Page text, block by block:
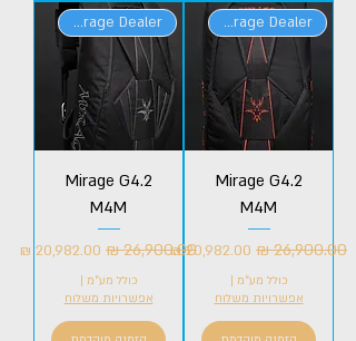
Official Mirage Dealer
Mirage G4.2
M4M
מחיר רגיל מחיר מבצע
כולל מע״מ
אפשרויות משלוח
Official Mirage Dealer
Mirage G4.2
M4M
מחיר רגיל מחיר מבצע
כולל מע״מ
אפשרויות משלוח